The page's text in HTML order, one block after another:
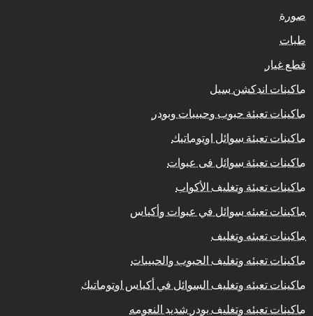
صورة
طبات
قطع غيار
ماكينات اندكشن سيل
ماكينات تعبئة حبوب وحبيبات وبودر
ماكينات تعبئة سوائل اوتوماتيك
ماكينات تعبئة سوائل فى عبوات
ماكينات تعبئة وتغليف الأكواب
ماكينات تعبئه سوائل في عبوات وأكياس
ماكينات تعبئه وتغليف
ماكينات تعبئه وتغليف الحبوب والحبيبات
ماكينات تعبئه وتغليف السوائل في أكياس اوتوماتيك
ماكينات تعبئه وتغليف بودر شديد النعومه